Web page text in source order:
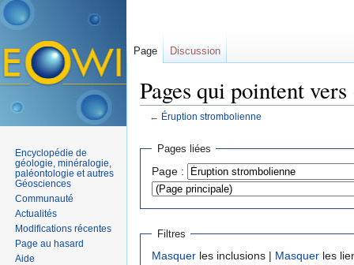
Pages qui pointent
← Éruption strombolienne
Pages liées
Page :
Filtres
Masquer les inclusions | Masquer les
Page Discussion
Encyclopédie de
géologie, minéralogie,
paléontologie et autres
Géosciences
Communauté
Actualités
Modifications récentes
Page au hasard
Aide